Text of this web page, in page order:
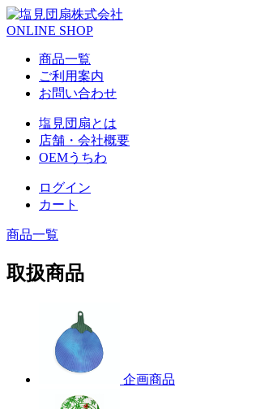
ONLINE SHOP
商品一覧
ご利用案内
お問い合わせ
塩見団扇とは
店舗・会社概要
OEMうちわ
ログイン
カート
商品一覧
取扱商品
企画商品